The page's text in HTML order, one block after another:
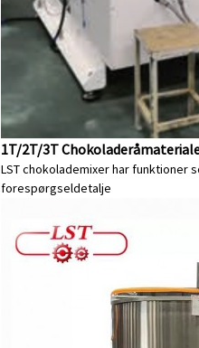
1T/2T/3T
LST chokolademixer har
forespørgseldetalje